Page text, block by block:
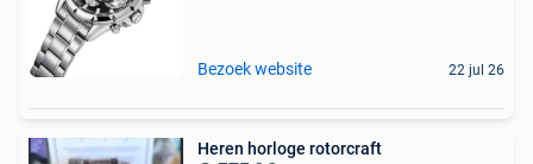
Bezoek website 22 jul 26
Heren horloge rotorcraft